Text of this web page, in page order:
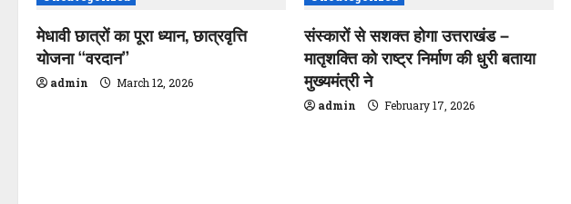
v
i
मेधावी छात्रों का पूरा ध्यान, छात्रवृत्ति
योजना ‘‘वरदान’’
admin March 12, 2026
संस्कारों से सशक्त होगा उत्तराखंड –
मातृशक्ति को राष्ट्र निर्माण की धुरी बताया
मुख्यमंत्री ने
admin February 17, 2026